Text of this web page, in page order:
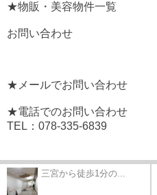
★物販・美容物件一覧
お問い合わせ
★メールでお問い合わせ
★電話でのお問い合わせ
TEL：078-335-6839
三宮から徒歩1分の...